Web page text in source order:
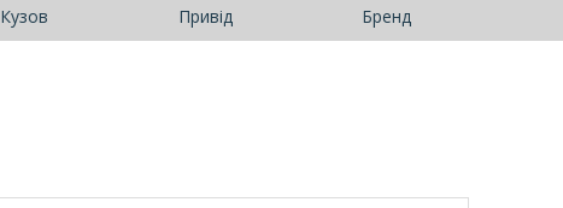
Кузов Привід Бренд